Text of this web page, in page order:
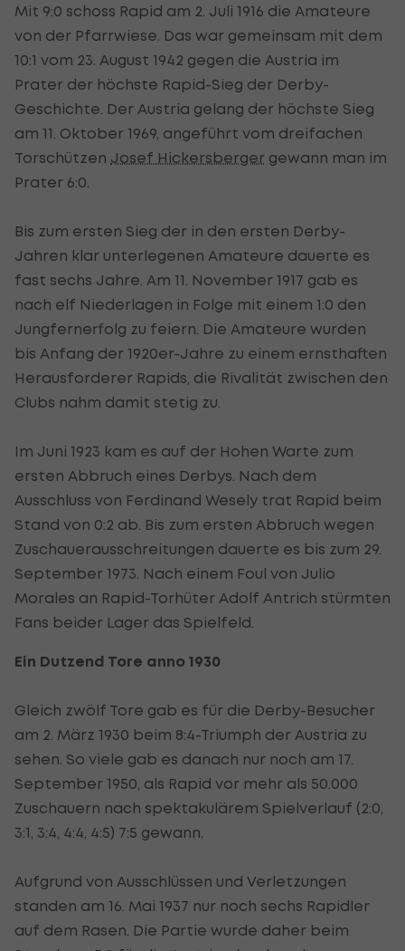
Mit 9:0 schoss Rapid am 2. Juli 1916 die Amateure
von der Pfarrwiese. Das war gemeinsam mit dem
10:1 vom 23. August 1942 gegen die Austria im
Prater der höchste Rapid-Sieg der Derby-
Geschichte. Der Austria gelang der höchste Sieg
am 11. Oktober 1969, angeführt vom dreifachen
Torschützen Josef Hickersberger gewann man im
Prater 6:0.
Bis zum ersten Sieg der in den ersten Derby-
Jahren klar unterlegenen Amateure dauerte es
fast sechs Jahre. Am 11. November 1917 gab es
nach elf Niederlagen in Folge mit einem 1:0 den
Jungfernerfolg zu feiern. Die Amateure wurden
bis Anfang der 1920er-Jahre zu einem ernsthaften
Herausforderer Rapids, die Rivalität zwischen den
Clubs nahm damit stetig zu.
Im Juni 1923 kam es auf der Hohen Warte zum
ersten Abbruch eines Derbys. Nach dem
Ausschluss von Ferdinand Wesely trat Rapid beim
Stand von 0:2 ab. Bis zum ersten Abbruch wegen
Zuschauerausschreitungen dauerte es bis zum 29.
September 1973. Nach einem Foul von Julio
Morales an Rapid-Torhüter Adolf Antrich stürmten
Fans beider Lager das Spielfeld.
Ein Dutzend Tore anno 1930
Gleich zwölf Tore gab es für die Derby-Besucher
am 2. März 1930 beim 8:4-Triumph der Austria zu
sehen. So viele gab es danach nur noch am 17.
September 1950, als Rapid vor mehr als 50.000
Zuschauern nach spektakulärem Spielverlauf (2:0,
3:1, 3:4, 4:4, 4:5) 7:5 gewann.
Aufgrund von Ausschlüssen und Verletzungen
standen am 16. Mai 1937 nur noch sechs Rapidler
auf dem Rasen. Die Partie wurde daher beim